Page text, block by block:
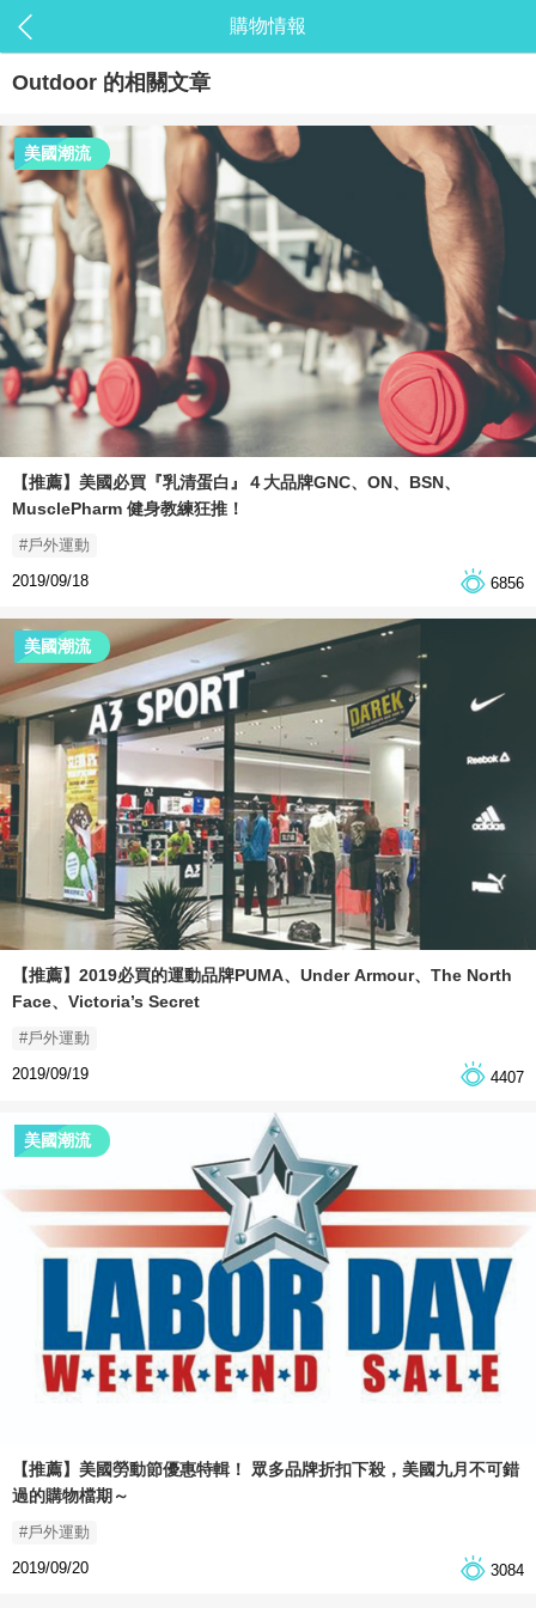
購物情報
Outdoor 的相關文章
美國潮流
【推薦】美國必買『乳清蛋白』４大品牌GNC、ON、BSN、
MusclePharm 健身教練狂推！
#戶外運動
2019/09/18
6856
美國潮流
【推薦】2019必買的運動品牌PUMA、Under Armour、The North
Face、Victoria’s Secret
#戶外運動
2019/09/19
4407
美國潮流
【推薦】美國勞動節優惠特輯！ 眾多品牌折扣下殺，美國九月不可錯
過的購物檔期～
#戶外運動
2019/09/20
3084